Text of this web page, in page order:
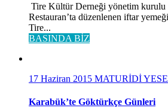
Tire Kültür Derneği yönetim
Restauran’ta düzenlenen iftar
Tire...
BASINDA BİZ
17 Haziran 2015 MATURİDİ
Karabük’te Göktürkçe Günleri